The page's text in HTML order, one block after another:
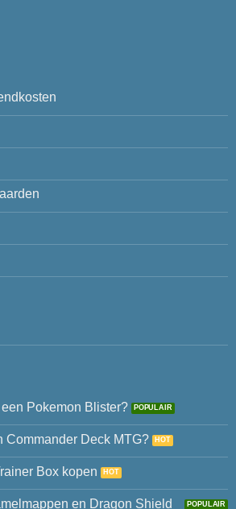
Pokemon Blister?
Commander Deck MTG?
Box kopen
en Dragon Shield